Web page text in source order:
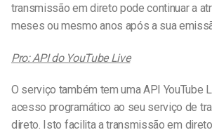
transmissão em direto pode continuar a
meses ou mesmo anos após a sua
Pro: API do YouTube Live
O serviço também tem uma API YouTube
acesso programático ao seu serviço de
direto. Isto facilita a transmissão em direto